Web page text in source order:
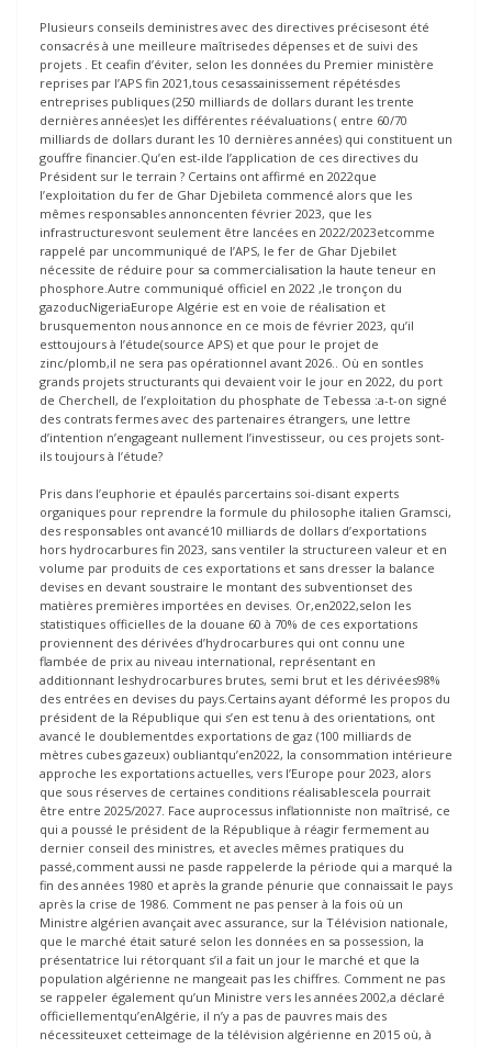
Plusieurs conseils deministres avec des directives précisesont été
consacrés à une meilleure maîtrisedes dépenses et de suivi des
projets . Et ceafin d’éviter, selon les données du Premier ministère
reprises par l’APS fin 2021,tous cesassainissement répétésdes
entreprises publiques (250 milliards de dollars durant les trente
dernières années)et les différentes réévaluations ( entre 60/70
milliards de dollars durant les 10 dernières années) qui constituent un
gouffre financier.Qu’en est-ilde l’application de ces directives du
Président sur le terrain ? Certains ont affirmé en 2022que
l’exploitation du fer de Ghar Djebileta commencé alors que les
mêmes responsables annoncenten février 2023, que les
infrastructuresvont seulement être lancées en 2022/2023etcomme
rappelé par uncommuniqué de l’APS, le fer de Ghar Djebilet
nécessite de réduire pour sa commercialisation la haute teneur en
phosphore.Autre communiqué officiel en 2022 ,le tronçon du
gazoducNigeriaEurope Algérie est en voie de réalisation et
brusquementon nous annonce en ce mois de février 2023, qu’il
esttoujours à l’étude(source APS) et que pour le projet de
zinc/plomb,il ne sera pas opérationnel avant 2026.. Où en sontles
grands projets structurants qui devaient voir le jour en 2022, du port
de Cherchell, de l’exploitation du phosphate de Tebessa :a-t-on signé
des contrats fermes avec des partenaires étrangers, une lettre
d’intention n’engageant nullement l’investisseur, ou ces projets sont-
ils toujours à l’étude?
Pris dans l’euphorie et épaulés parcertains soi-disant experts
organiques pour reprendre la formule du philosophe italien Gramsci,
des responsables ont avancé10 milliards de dollars d’exportations
hors hydrocarbures fin 2023, sans ventiler la structureen valeur et en
volume par produits de ces exportations et sans dresser la balance
devises en devant soustraire le montant des subventionset des
matières premières importées en devises. Or,en2022,selon les
statistiques officielles de la douane 60 à 70% de ces exportations
proviennent des dérivées d’hydrocarbures qui ont connu une
flambée de prix au niveau international, représentant en
additionnant leshydrocarbures brutes, semi brut et les dérivées98%
des entrées en devises du pays.Certains ayant déformé les propos du
président de la République qui s’en est tenu à des orientations, ont
avancé le doublementdes exportations de gaz (100 milliards de
mètres cubes gazeux) oubliantqu’en2022, la consommation intérieure
approche les exportations actuelles, vers l’Europe pour 2023, alors
que sous réserves de certaines conditions réalisablescela pourrait
être entre 2025/2027. Face auprocessus inflationniste non maîtrisé, ce
qui a poussé le président de la République à réagir fermement au
dernier conseil des ministres, et avecles mêmes pratiques du
passé,comment aussi ne pasde rappelerde la période qui a marqué la
fin des années 1980 et après la grande pénurie que connaissait le pays
après la crise de 1986. Comment ne pas penser à la fois où un
Ministre algérien avançait avec assurance, sur la Télévision nationale,
que le marché était saturé selon les données en sa possession, la
présentatrice lui rétorquant s’il a fait un jour le marché et que la
population algérienne ne mangeait pas les chiffres. Comment ne pas
se rappeler également qu’un Ministre vers les années 2002,a déclaré
officiellementqu’enAlgérie, il n’y a pas de pauvres mais des
nécessiteuxet cetteimage de la télévision algérienne en 2015 où, à